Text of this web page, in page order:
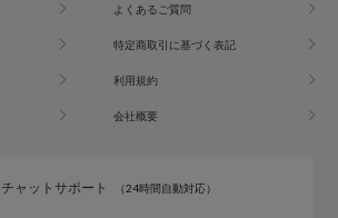
よくあるご質問
特定商取引に基づく表記
利用規約
会社概要
チャットサポート （24時間自動対応）